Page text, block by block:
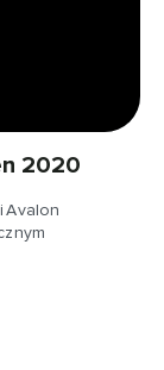
2020
Avalon